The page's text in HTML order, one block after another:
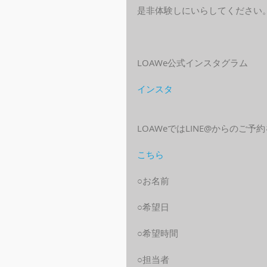
是非体験しにいらしてください。
LOAWe公式インスタグラム
インスタ
LOAWeではLINE@からのご予
こちら
○お名前
○希望日
○希望時間
○担当者